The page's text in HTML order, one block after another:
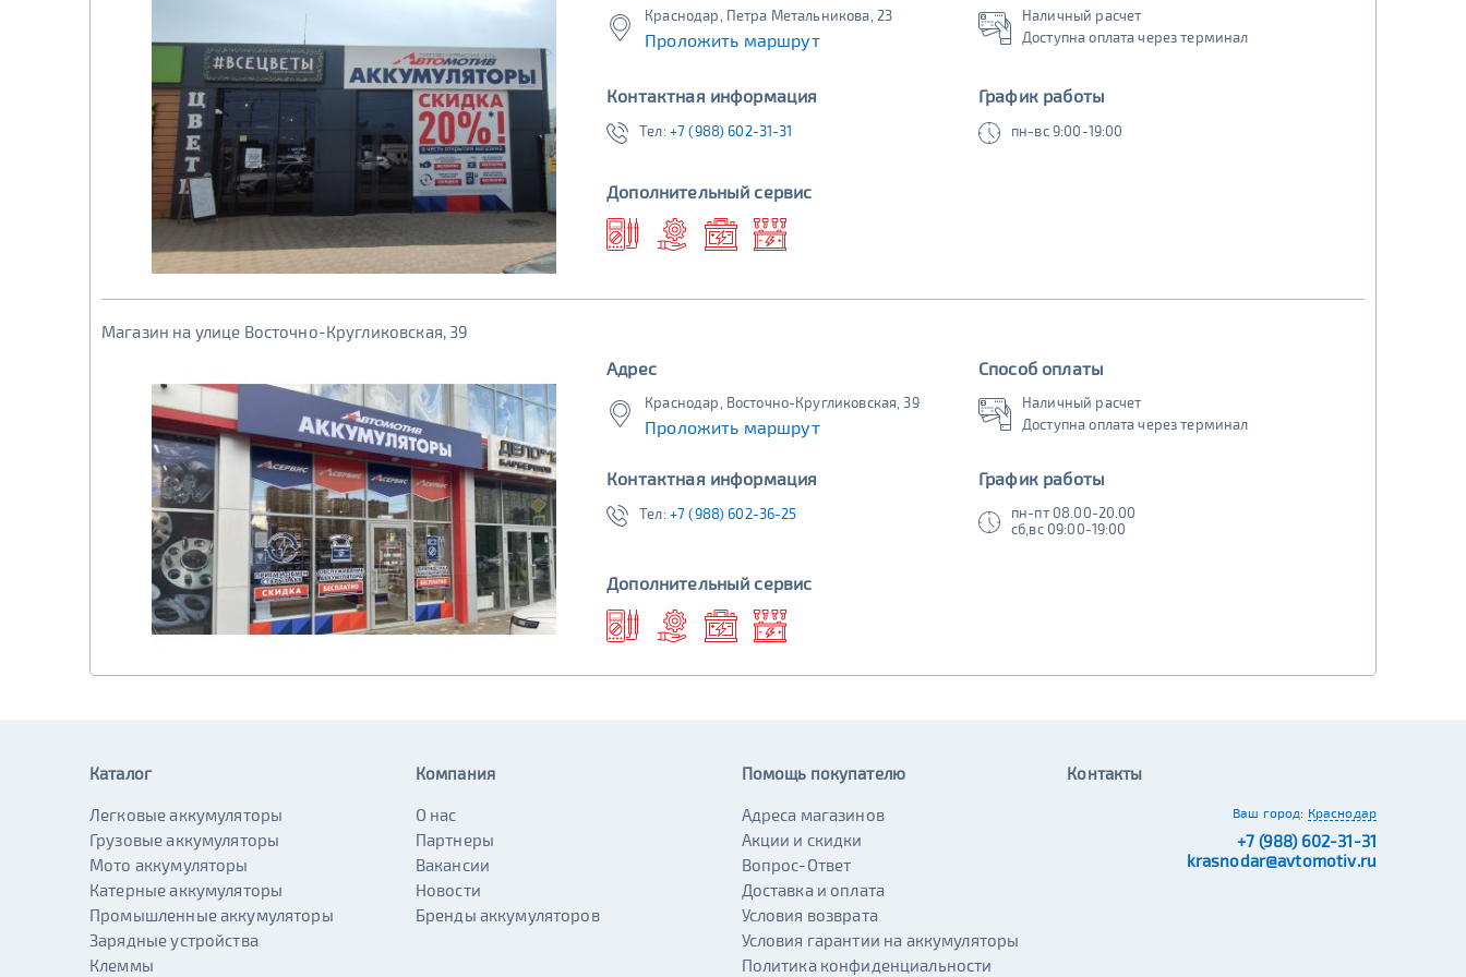
Краснодар, Петра Метальникова, 23
Проложить маршрут
Наличный расчет
Доступна оплата через терминал
Контактная информация
Тел: +7 (988) 602-31-31
График работы
пн-вс 9:00-19:00
Дополнительный сервис
Магазин на улице Восточно-Кругликовская, 39
Адрес
Краснодар, Восточно-Кругликовская, 39
Проложить маршрут
Способ оплаты
Наличный расчет
Доступна оплата через терминал
Контактная информация
Тел: +7 (988) 602-36-25
График работы
пн-пт 08.00-20.00
сб,вс 09:00-19:00
Дополнительный сервис
Каталог
Легковые аккумуляторы
Грузовые аккумуляторы
Мото аккумуляторы
Катерные аккумуляторы
Промышленные аккумуляторы
Зарядные устройства
Клеммы
Компания
О нас
Партнеры
Вакансии
Новости
Бренды аккумуляторов
Помощь покупателю
Адреса магазинов
Акции и скидки
Вопрос-Ответ
Доставка и оплата
Условия возврата
Условия гарантии на аккумуляторы
Политика конфиденциальности
Контакты
Ваш город: Краснодар
+7 (988) 602-31-31
krasnodar@avtomotiv.ru